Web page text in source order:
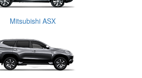
Mitsubishi ASX